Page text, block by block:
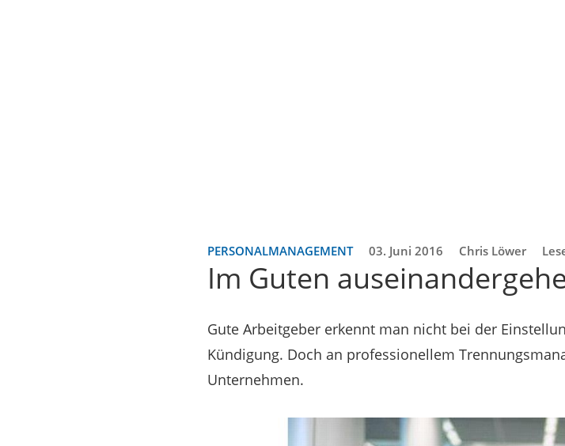
PERSONALMANAGEMENT 03. Juni 2016 Chris Löwer
Im Guten
Gute Arbeitgeber erkennt man nicht bei der
Kündigung. Doch an professionellem
Unternehmen.